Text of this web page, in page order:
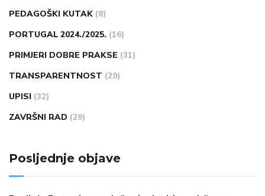
PEDAGOŠKI KUTAK (8)
PORTUGAL 2024./2025. (16)
PRIMJERI DOBRE PRAKSE (31)
TRANSPARENTNOST (29)
UPISI (32)
ZAVRŠNI RAD (29)
Posljednje objave